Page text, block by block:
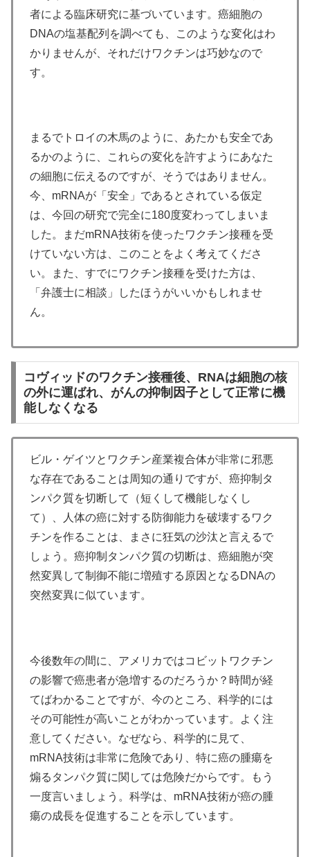
者による臨床研究に基づいています。癌細胞の
DNAの塩基配列を調べても、このような変化はわ
かりませんが、それだけワクチンは巧妙なので
す。
まるでトロイの木馬のように、あたかも安全であ
るかのように、これらの変化を許すようにあなた
の細胞に伝えるのですが、そうではありません。
今、mRNAが「安全」であるとされている仮定
は、今回の研究で完全に180度変わってしまいま
した。まだmRNA技術を使ったワクチン接種を受
けていない方は、このことをよく考えてくださ
い。また、すでにワクチン接種を受けた方は、
「弁護士に相談」したほうがいいかもしれませ
ん。
コヴィッドのワクチン接種後、RNAは細胞の核
の外に運ばれ、がんの抑制因子として正常に機
能しなくなる
ビル・ゲイツとワクチン産業複合体が非常に邪悪
な存在であることは周知の通りですが、癌抑制タ
ンパク質を切断して（短くして機能しなくし
て）、人体の癌に対する防御能力を破壊するワク
チンを作ることは、まさに狂気の沙汰と言えるで
しょう。癌抑制タンパク質の切断は、癌細胞が突
然変異して制御不能に増殖する原因となるDNAの
突然変異に似ています。
今後数年の間に、アメリカではコビットワクチン
の影響で癌患者が急増するのだろうか？時間が経
てばわかることですが、今のところ、科学的には
その可能性が高いことがわかっています。よく注
意してください。なぜなら、科学的に見て、
mRNA技術は非常に危険であり、特に癌の腫瘍を
煽るタンパク質に関しては危険だからです。もう
一度言いましょう。科学は、mRNA技術が癌の腫
瘍の成長を促進することを示しています。